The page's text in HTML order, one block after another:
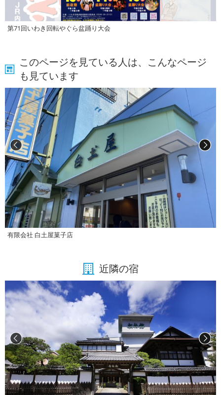
第71回いわき回転やぐら盆踊り大会
このページを見ている人は、こんなページ
も見ています
有限会社 白土屋菓子店
近隣の宿